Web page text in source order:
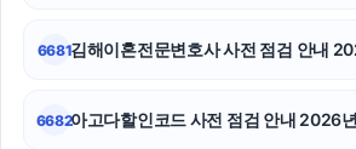
6681김해이혼전문변호사 사전 점검 안내
6682아고다할인코드 사전 점검 안내 2026